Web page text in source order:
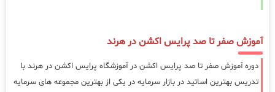
آموزش صفر تا صد پرایس اکشن در هرند
دوره آموزش صفر تا صد پرایس اکشن در آموزشگاه پرایس اکشن در هرند با
تدریس بهترین اساتید در بازار سرمایه در یکی از بهترین مجموعه های سرمایه